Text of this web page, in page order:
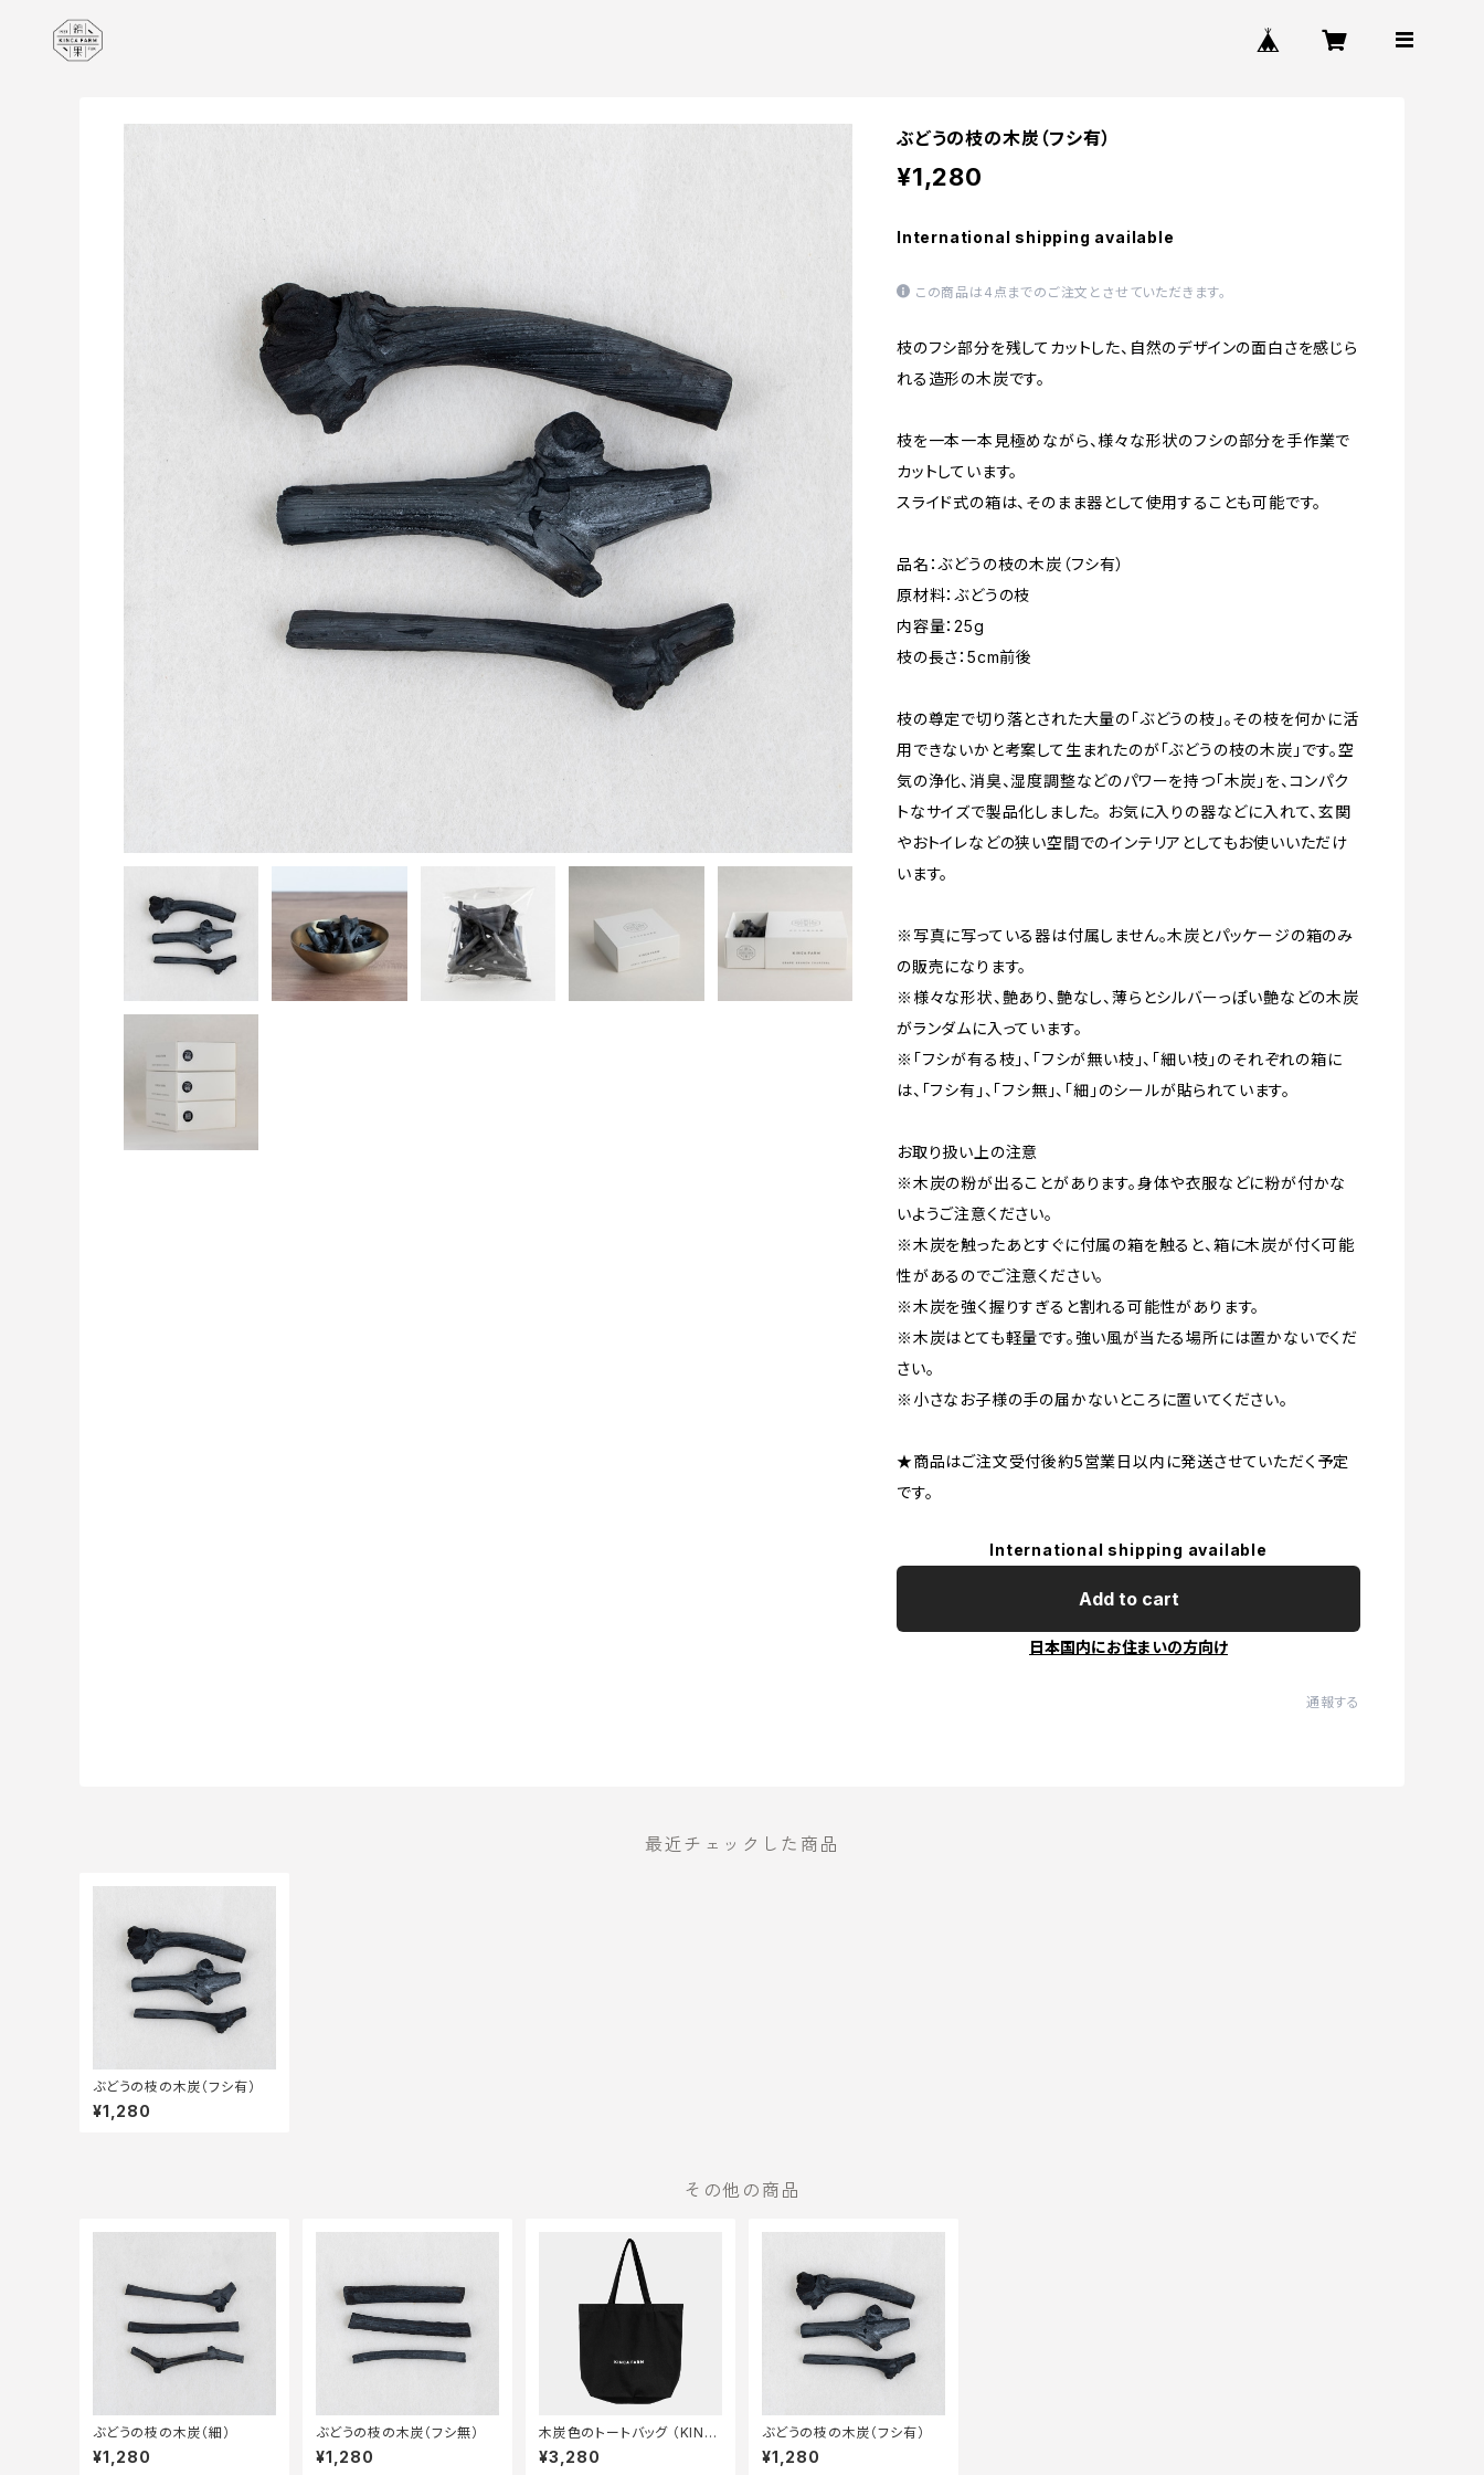
ぶどうの枝の木炭（フシ有）
¥1,280
International shipping available
この商品は4点までのご注文とさせていただきます。
枝のフシ部分を残してカットした、自然のデザインの面白さを感じら
れる造形の木炭です。
枝を一本一本見極めながら、様々な形状のフシの部分を手作業で
カットしています。
スライド式の箱は、そのまま器として使用することも可能です。
品名：ぶどうの枝の木炭（フシ有）
原材料：ぶどうの枝
内容量：25g
枝の長さ：5cm前後
枝の尊定で切り落とされた大量の「ぶどうの枝」。その枝を何かに活
用できないかと考案して生まれたのが「ぶどうの枝の木炭」です。空
気の浄化、消臭、湿度調整などのパワーを持つ「木炭」を、コンパク
トなサイズで製品化しました。 お気に入りの器などに入れて、玄関
やおトイレなどの狭い空間でのインテリアとしてもお使いいただけ
います。
※写真に写っている器は付属しません。木炭とパッケージの箱のみ
の販売になります。
※様々な形状、艶あり、艶なし、薄らとシルバーっぽい艶などの木炭
がランダムに入っています。
※「フシが有る枝」、「フシが無い枝」、「細い枝」のそれぞれの箱に
は、「フシ有」、「フシ無」、「細」のシールが貼られています。
お取り扱い上の注意
※木炭の粉が出ることがあります。身体や衣服などに粉が付かな
いようご注意ください。
※木炭を触ったあとすぐに付属の箱を触ると、箱に木炭が付く可能
性があるのでご注意ください。
※木炭を強く握りすぎると割れる可能性があります。
※木炭はとても軽量です。強い風が当たる場所には置かないでくだ
さい。
※小さなお子様の手の届かないところに置いてください。
★商品はご注文受付後約5営業日以内に発送させていただく予定
です。
International shipping available
Add to cart
日本国内にお住まいの方向け
通報する
最近チェックした商品
ぶどうの枝の木炭（フシ有）
¥1,280
その他の商品
ぶどうの枝の木炭（細）
¥1,280
ぶどうの枝の木炭（フシ無）
¥1,280
木炭色のトートバッグ （KINC
A FARMロゴ入り）
¥3,280
ぶどうの枝の木炭（フシ有）
¥1,280